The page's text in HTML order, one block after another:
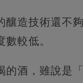
釀造技術還不
數較低。
的酒，雖說是